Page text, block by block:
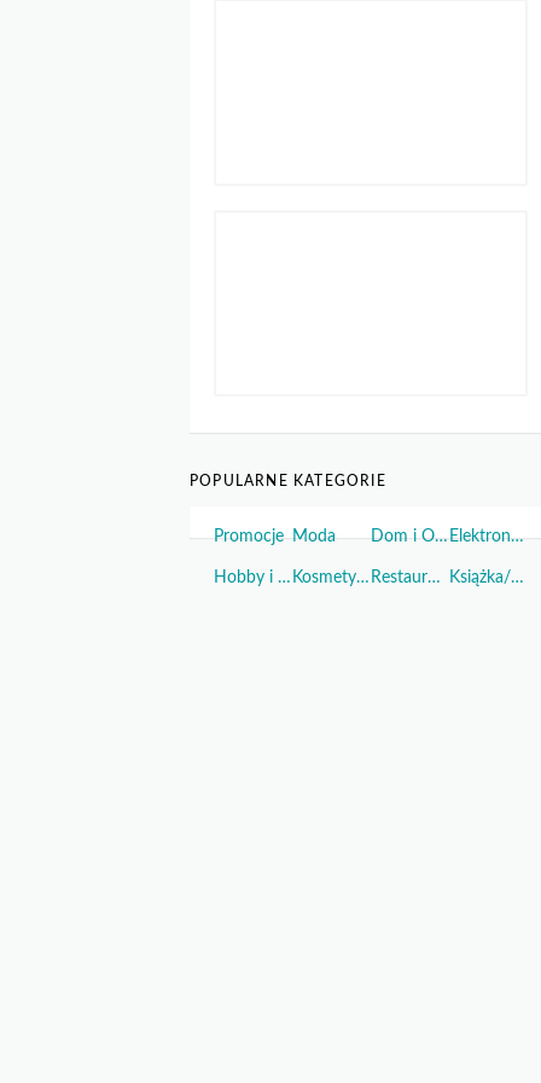
POPULARNE KATEGORIE
Promocje Moda Dom i Ogród Elektronika
Hobby i Sport Kosmetyki i Perfumy Restauracje i Żywność Książka/Muzyka/Film